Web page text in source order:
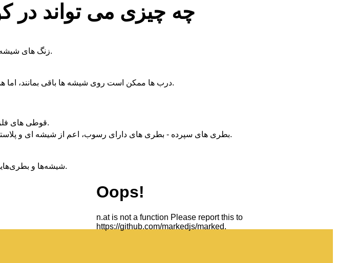
چه چیزی می تواند در
زنگ های شیشه ای که در اطراف جزیره نصب شده اند برای بطری های شیشه ای و شیشه ای در نظر گرفته شده اند.
درب ها ممکن است روی شیشه ها باقی بمانند، اما همچنین می توان آنها را به طور جداگانه با توجه به موادی که از آن ساخته شده اند طبقه بندی کرد.
قوطی های فلزی - مانند قوطی های غذای گربه، آبجو یا نوشابه - نباید در شیشه های زنگ شیشه ای ریخته شود.
بطری های سپرده - بطری های دارای رسوب، اعم از شیشه ای و پلاستیکی، باید در دستگاه های سپرده تحویل داده شوند تا بتوانند در سیستم بازیافت صحیح قرار گیرند.
شیشه‌ها و بطری‌هایی که به زنگ‌های شیشه‌ای تحویل داده می‌شوند، بازیافت می‌شوند - عمدتاً با ذوب شدن به شیشه جدید.